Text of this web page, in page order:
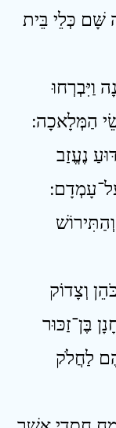
שָּׁם כְּלֵי בֵּית
וַיִּבְרְחוּ
הַמְּלָאכָה ׃
נֶעֱזַב
׃
וְצָדוֹק
בֶּן־זַכּוּר
לַחֲלֹק